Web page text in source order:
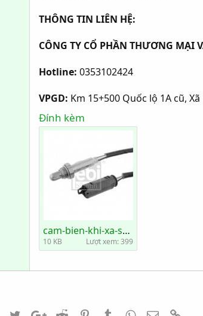
THÔNG TIN LIÊN HỆ:
CÔNG TY CỔ PHẦN THƯƠNG MẠI
Hotline: 0353102424
VPGD: Km 15+500 Quốc lộ 1A cũ,
Đính kèm
cam-bien-khi-xa-sau-BMW-24237.jpg
10 KB Lượt xem: 399
FacebookTwitterGoogle+
Reddit PinterestTumblrWhatsApp
Email